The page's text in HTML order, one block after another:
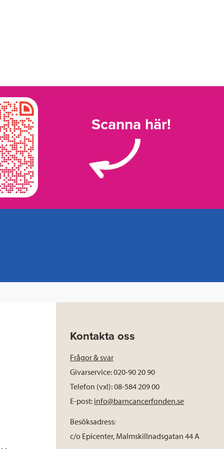
Scanna här!
Kontakta oss
Frågor & svar
Givarservice: 020-90 20 90
Telefon (vxl): 08-584 209 00
E-post: info@barncancerfonden.se
Besöksadress:
c/o Epicenter, Malmskillnadsgatan 44 A